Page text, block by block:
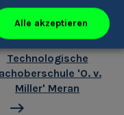
Realgymnasium 'A.
Einstein' &
Technologische
'O. v.
Miller' Meran
Alle akzeptieren